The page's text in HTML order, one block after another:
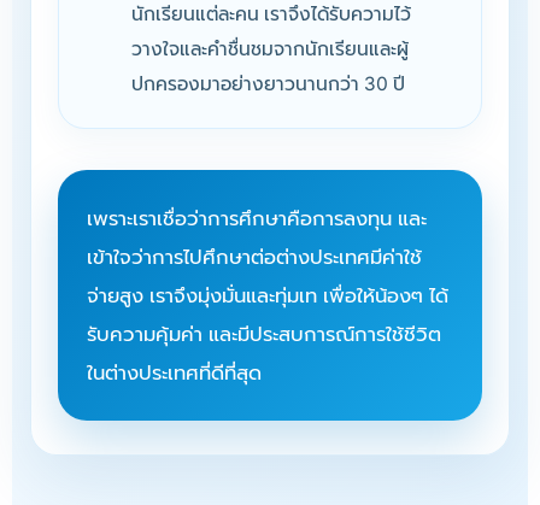
นักเรียนแต่ละคน เราจึงได้รับความไว้
วางใจและคำชื่นชมจากนักเรียนและผู้
ปกครองมาอย่างยาวนานกว่า 30 ปี
เพราะเราเชื่อว่าการศึกษาคือการลงทุน และ
เข้าใจว่าการไปศึกษาต่อต่างประเทศมีค่าใช้
จ่ายสูง เราจึงมุ่งมั่นและทุ่มเท เพื่อให้น้องๆ ได้
รับความคุ้มค่า และมีประสบการณ์การใช้ชีวิต
ในต่างประเทศที่ดีที่สุด